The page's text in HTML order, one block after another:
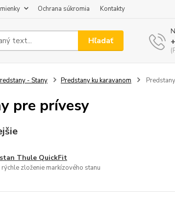
Ochrana súkromia Kontakty
Hľadať
- Stany Predstany ku karavanom
pre prívesy
Thule QuickFit
zloženie markízového stanu